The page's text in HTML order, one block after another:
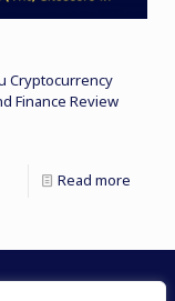
Cryptocurrency
Finance Review
Read more